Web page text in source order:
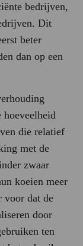
bedrijven,
Dit
beter
dan op een
hoeveelheid
die relatief
met de
zwaar
koeien meer
voor dat de
door
ten